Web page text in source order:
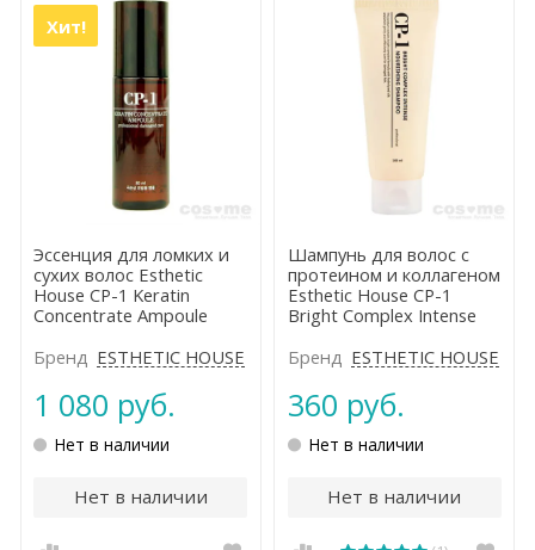
Хит!
Эссенция для ломких и
сухих волос Esthetic
House CP-1 Keratin
Concentrate Ampoule
Бренд ESTHETIC HOUSE
1 080 руб.
Нет в наличии
Нет в наличии
Шампунь для волос с
протеином и коллагеном
Esthetic House CP-1
Bright Complex Intense
Nourishing Shampoo
Бренд ESTHETIC HOUSE
360 руб.
Нет в наличии
Нет в наличии